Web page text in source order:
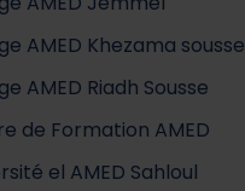
AMED Khezama sousse
AMED Riadh Sousse
de Formation AMED
el AMED Sahloul